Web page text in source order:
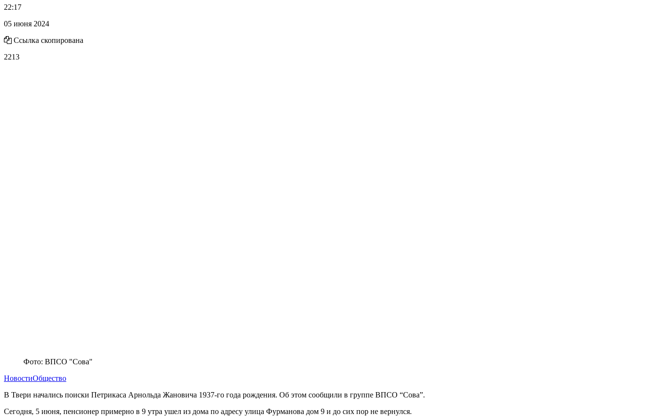
22:17
05 июня 2024
Ссылка скопирована
2213
Фото: ВПСО "Сова"
НовостиОбщество
В Твери начались поиски Петрикаса Арнольда Жановича 1937-го года рождения. Об этом сообщили в группе ВПСО “Сова”.
Сегодня, 5 июня, пенсионер примерно в 9 утра ушел из дома по адресу улица Фурманова дом 9 и до сих пор не вернулся.